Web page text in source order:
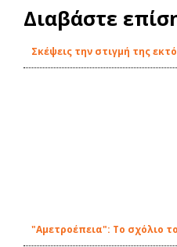
Διαβάστε
Σκέψεις την στιγμή της
"Αμετροέπεια": To σχόλιο